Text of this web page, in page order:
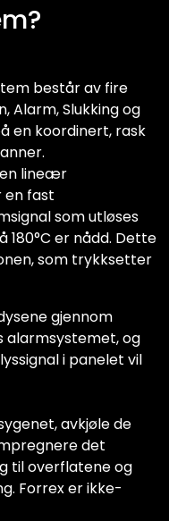
består av fire
Alarm, Slukking og
en koordinert, rask
lineær
en fast
som utløses
er nådd. Dette
som trykksetter
gjennom
alarmsystemet, og
i panelet vil
avkjøle de
det
til overflatene og
Forrex er ikke-